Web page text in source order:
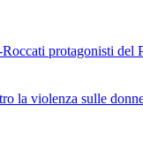
protagonisti del
la violenza sulle